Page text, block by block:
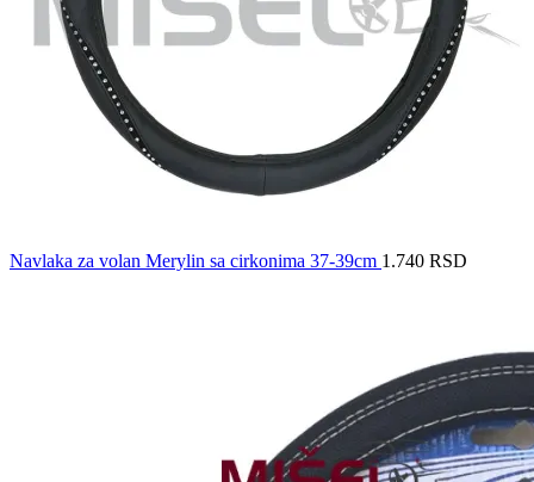
Navlaka za volan Merylin sa cirkonima 37-39cm 1.740 RSD